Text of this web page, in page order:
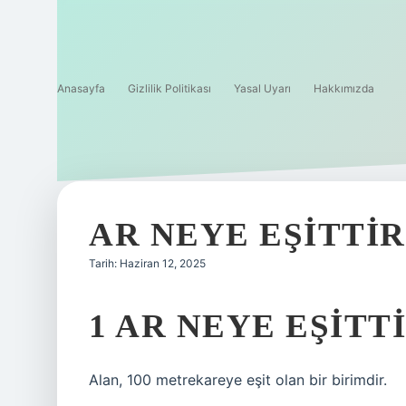
Anasayfa Gizlilik Politikası Yasal Uyarı Hakkımızda
AR NEYE EŞITTIR
Tarih: Haziran 12, 2025
1 AR NEYE
Alan, 100 metrekareye eşit olan bir birimdir.